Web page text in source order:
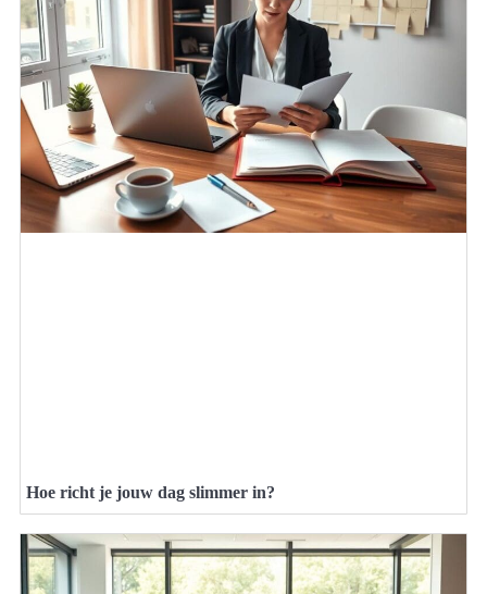
Hoe richt je jouw dag slimmer in?